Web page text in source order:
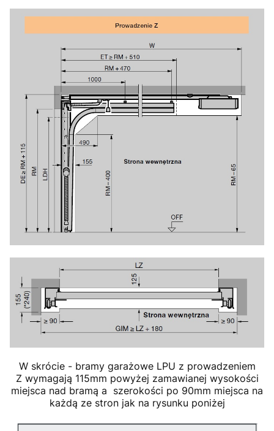
W skrócie - bramy garażowe LPU z prowadzeniem
Z wymagają 115mm powyżej zamawianej wysokości
miejsca nad bramą a szerokości po 90mm miejsca na
każdą ze stron jak na rysunku poniżej